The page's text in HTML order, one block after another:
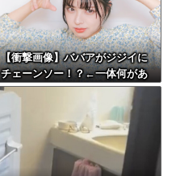
【衝撃画像】ババアがジジイに
チェーンソー！？←一体何があ
ったんやコレw w w w w w w w